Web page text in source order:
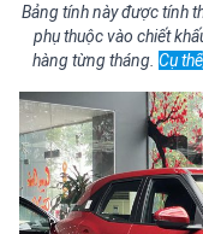
Bảng tính này được tính
phụ thuộc vào chiết
hàng từng tháng. Cụ